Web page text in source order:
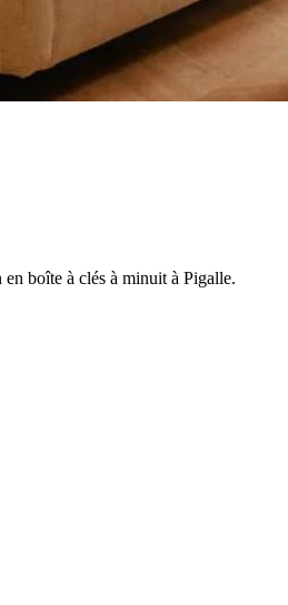
boîte à clés à minuit à Pigalle.